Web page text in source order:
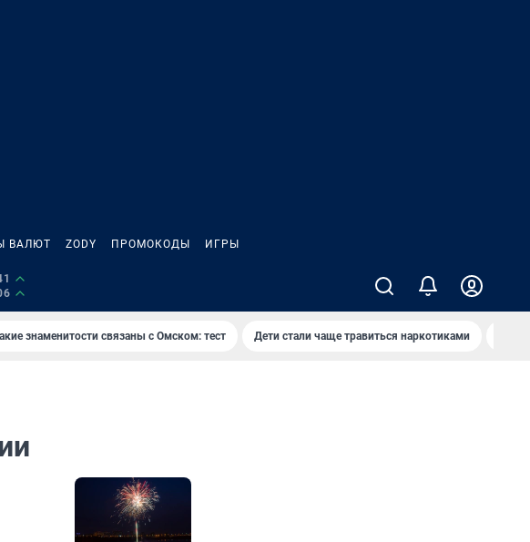
ВАЛЮТ ZODY ПРОМОКОДЫ ИГРЫ
знаменитости связаны с Омском: тест Дети стали чаще травиться наркотиками